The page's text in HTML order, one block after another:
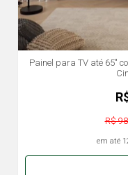
Painel para TV até 65"
R$
em até